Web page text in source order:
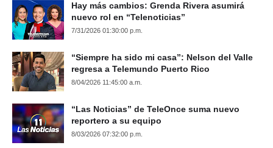
Hay más cambios: Grenda Rivera asumirá
nuevo rol en “Telenoticias”
7/31/2026 01:30:00 p.m.
“Siempre ha sido mi casa”: Nelson del Valle
regresa a Telemundo Puerto Rico
8/04/2026 11:45:00 a.m.
“Las Noticias” de TeleOnce suma nuevo
reportero a su equipo
8/03/2026 07:32:00 p.m.